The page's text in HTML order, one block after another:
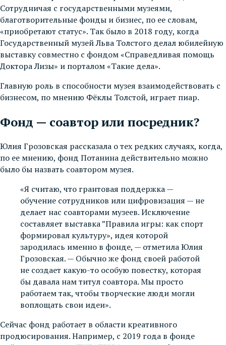
Сотрудничая с государственными музеями,
благотворительные фонды и бизнес, по ее словам,
«приобретают статус». Так было в 2018 году, когда
Государственный музей Льва Толстого делал юбилейную
выставку совместно с фондом «Справедливая помощь
Доктора Лизы» и порталом «Такие дела».
Главную роль в способности музея взаимодействовать с
бизнесом, по мнению Фёклы Толстой, играет пиар.
Фонд — соавтор или посредник?
Юлия Грозовская рассказала о тех редких случаях, когда,
по ее мнению, фонд Потанина действительно можно
было бы назвать соавтором музея.
«Я считаю, что грантовая поддержка —
обучение сотрудников или цифровизация — не
делает нас соавторами музеев. Исключение
составляет выставка ”Правила игры: как спорт
формировал культуру», идея которой
зародилась именно в фонде, — отметила Юлия
Грозовская. — Обычно же фонд своей работой
не создает какую-то особую повестку, которая
бы давала нам титул соавтора. Мы просто
работаем так, чтобы творческие люди могли
воплощать свои идеи».
Сейчас фонд работает в области креативного
продюсирования. Например, с 2019 года в фонде